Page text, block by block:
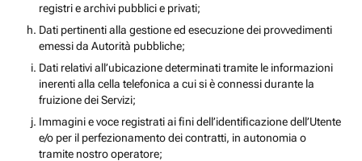
registri e archivi pubblici e privati;
Dati pertinenti alla gestione ed esecuzione dei provvedimenti
emessi da Autorità pubbliche;
Dati relativi all’ubicazione determinati tramite le informazioni
inerenti alla cella telefonica a cui si è connessi durante la
fruizione dei Servizi;
Immagini e voce registrati ai fini dell’identificazione dell’Utente
e/o per il perfezionamento dei contratti, in autonomia o
tramite nostro operatore;